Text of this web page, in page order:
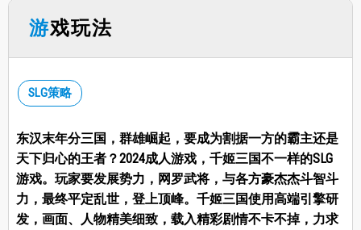
游戏玩法
SLG策略
东汉末年分三国，群雄崛起，要成为割据一方的霸主还是
天下归心的王者？2024成人游戏，千姬三国不一样的SLG
游戏。玩家要发展势力，网罗武将，与各方豪杰杰斗智斗
力，最终平定乱世，登上顶峰。千姬三国使用高端引擎研
发，画面、人物精美细致，载入精彩剧情不卡不掉，力求